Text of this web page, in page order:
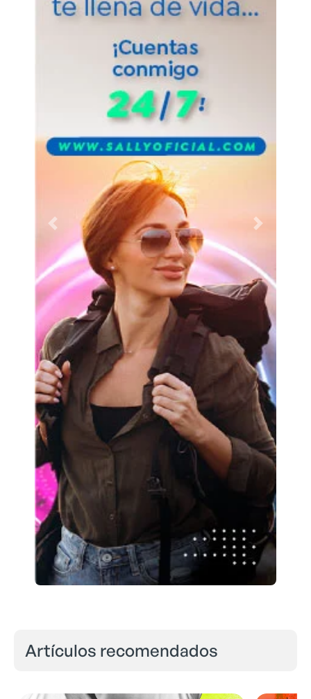
Previous Next
Artículos recomendados